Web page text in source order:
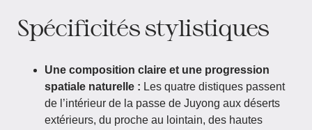
Spécificités stylistiques​
Une composition claire et une progression
spatiale naturelle : Les quatre distiques passent
de l’intérieur de la passe de Juyong aux déserts
extérieurs, du proche au lointain, des hautes